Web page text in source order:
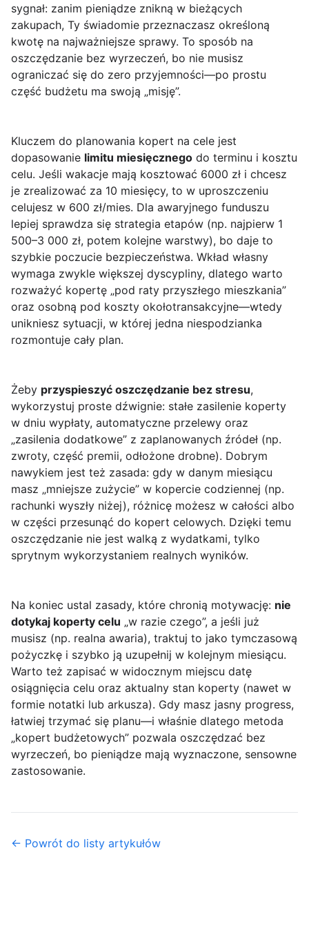
sygnał: zanim pieniądze znikną w bieżących
zakupach, Ty świadomie przeznaczasz określoną
kwotę na najważniejsze sprawy. To sposób na
oszczędzanie bez wyrzeczeń, bo nie musisz
ograniczać się do zero przyjemności—po prostu
część budżetu ma swoją „misję”.
Kluczem do planowania kopert na cele jest
dopasowanie limitu miesięcznego do terminu i kosztu
celu. Jeśli wakacje mają kosztować 6000 zł i chcesz
je zrealizować za 10 miesięcy, to w uproszczeniu
celujesz w 600 zł/mies. Dla awaryjnego funduszu
lepiej sprawdza się strategia etapów (np. najpierw 1
500–3 000 zł, potem kolejne warstwy), bo daje to
szybkie poczucie bezpieczeństwa. Wkład własny
wymaga zwykle większej dyscypliny, dlatego warto
rozważyć kopertę „pod raty przyszłego mieszkania”
oraz osobną pod koszty okołotransakcyjne—wtedy
unikniesz sytuacji, w której jedna niespodzianka
rozmontuje cały plan.
Żeby przyspieszyć oszczędzanie bez stresu,
wykorzystuj proste dźwignie: stałe zasilenie koperty
w dniu wypłaty, automatyczne przelewy oraz
„zasilenia dodatkowe” z zaplanowanych źródeł (np.
zwroty, część premii, odłożone drobne). Dobrym
nawykiem jest też zasada: gdy w danym miesiącu
masz „mniejsze zużycie” w kopercie codziennej (np.
rachunki wyszły niżej), różnicę możesz w całości albo
w części przesunąć do kopert celowych. Dzięki temu
oszczędzanie nie jest walką z wydatkami, tylko
sprytnym wykorzystaniem realnych wyników.
Na koniec ustal zasady, które chronią motywację: nie
dotykaj koperty celu „w razie czego”, a jeśli już
musisz (np. realna awaria), traktuj to jako tymczasową
pożyczkę i szybko ją uzupełnij w kolejnym miesiącu.
Warto też zapisać w widocznym miejscu datę
osiągnięcia celu oraz aktualny stan koperty (nawet w
formie notatki lub arkusza). Gdy masz jasny progress,
łatwiej trzymać się planu—i właśnie dlatego metoda
„kopert budżetowych” pozwala oszczędzać bez
wyrzeczeń, bo pieniądze mają wyznaczone, sensowne
zastosowanie.
← Powrót do listy artykułów